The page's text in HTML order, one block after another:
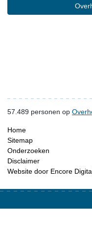
57.489 personen op
Home
Sitemap
Onderzoeken
Disclaimer
Website door Encore